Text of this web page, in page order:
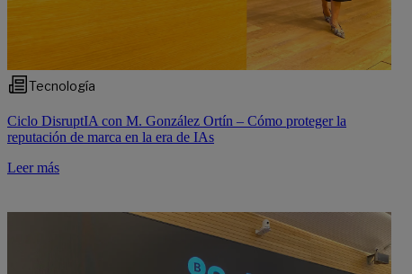
Tecnología
Ciclo DisruptIA con M. González Ortín – Cómo proteger la
reputación de marca en la era de IAs
Leer más